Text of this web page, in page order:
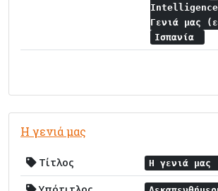
Intelligence
Γενιά μας
Ισπανία
Η γενιά μας
Τίτλος Η γενιά μας